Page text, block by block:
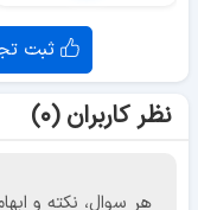
ثبت
نظر کاربران (۰)
هر سوال، نکته و